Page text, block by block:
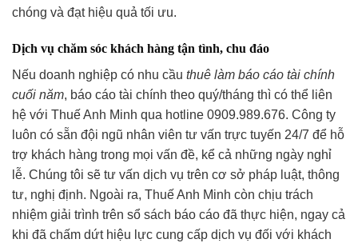
chóng và đạt hiệu quả tối ưu.
Dịch vụ chăm sóc khách hàng tận tình, chu đáo
Nếu doanh nghiệp có nhu cầu thuê làm báo cáo tài chính
cuối năm, báo cáo tài chính theo quý/tháng thì có thể liên
hệ với Thuế Anh Minh qua hotline 0909.989.676. Công ty
luôn có sẵn đội ngũ nhân viên tư vấn trực tuyến 24/7 để hỗ
trợ khách hàng trong mọi vấn đề, kể cả những ngày nghỉ
lễ. Chúng tôi sẽ tư vấn dịch vụ trên cơ sở pháp luật, thông
tư, nghị định. Ngoài ra, Thuế Anh Minh còn chịu trách
nhiệm giải trình trên sổ sách báo cáo đã thực hiện, ngay cả
khi đã chấm dứt hiệu lực cung cấp dịch vụ đối với khách